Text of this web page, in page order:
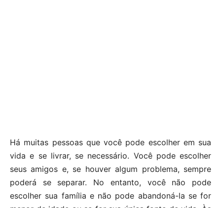
Há muitas pessoas que você pode escolher em sua
vida e se livrar, se necessário. Você pode escolher
seus amigos e, se houver algum problema, sempre
poderá se separar. No entanto, você não pode
escolher sua família e não pode abandoná-la se for